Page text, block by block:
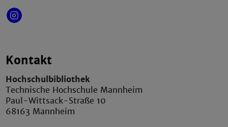
Kontakt
Hochschulbibliothek
Technische Hochschule Mannheim
Paul-Wittsack-Straße 10
68163 Mannheim